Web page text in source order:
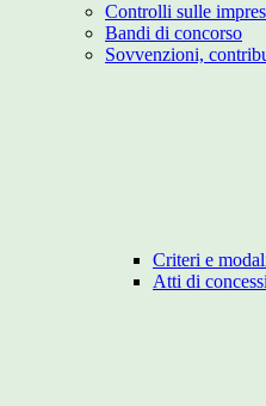
Controlli sulle
Bandi di concorso
Sovvenzioni,
Criteri e
Atti di